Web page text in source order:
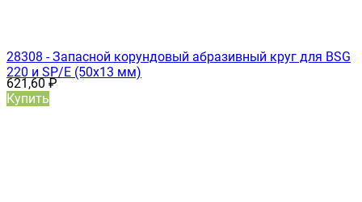
28308 - Запасной корундовый абразивный круг для BSG
220 и SP/E (50х13 мм)
621,60₽
Купить